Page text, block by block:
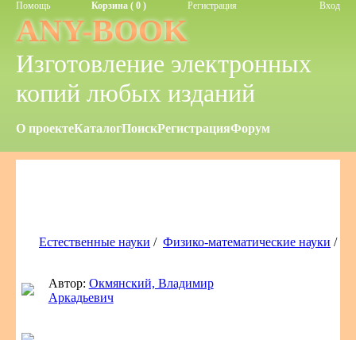
Помощь Корзина ( 0 ) Регистрация Вход
ANY-BOOK
Изготовление электронных
копий любых изданий
О проектеКаталогПоискРегистрацияФорум
Естественные науки / Физико-математические науки /
Автор: Окмянский, Владимир
Аркадьевич